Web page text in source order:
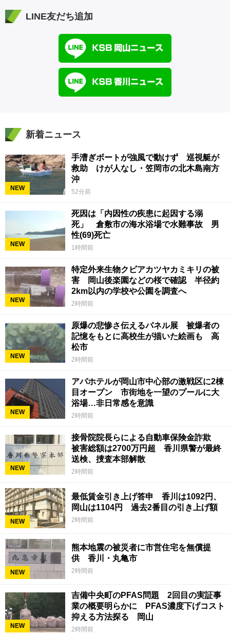
LINE友だち追加
新着ニュース
NEW
手漕ぎボートが強風で動けず 巡視艇が
救助 けが人なし・笠岡市の北木島南方
沖
52分前
NEW
死因は「内因性の疾患に起因する溺
死」 倉敷市の海水浴場で水難事故 男
性(69)死亡
1時間前
NEW
特定外来生物クビアカツヤカミキリの被
害 岡山後楽園などの桜で確認 半径約
2km以内の学校や公園を調査へ
2時間前
NEW
原爆の悲惨さ伝えるパネル展 被爆者の
記憶をもとに高校生が描いた絵画も 高
松市
2時間前
NEW
アパホテルが岡山市中心部の激戦区に2棟
目オープン 市街地を一望のプールに大
浴場…非日常感を意識
2時間前
NEW
接骨院院長らによる自動車保険金詐欺
被害総額は2700万円超 香川県警が最終
送検、捜査本部解散
2時間前
NEW
最低賃金引き上げ答申 香川は1092円、
岡山は1104円 過去2番目の引き上げ額
2時間前
NEW
熊本地震の被災者に市営住宅を無償提
供 香川・丸亀市
2時間前
NEW
吉備中央町のPFAS問題 2回目の実証事
業の概要明らかに PFAS濃度下げコスト
抑える方法探る 岡山
2時間前